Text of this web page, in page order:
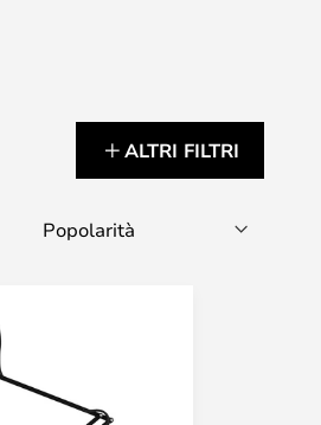
ALTRI FILTRI